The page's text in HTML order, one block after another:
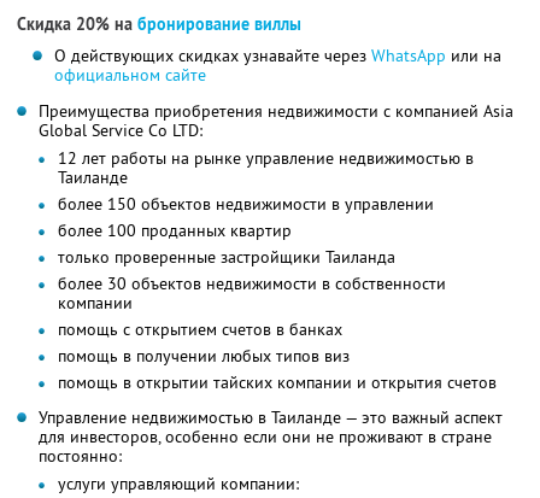
Скидка 20% на бронирование виллы
О действующих скидках узнавайте через WhatsApp или на
официальном сайте
Преимущества приобретения недвижимости с компанией Asia
Global Service Co LTD:
12 лет работы на рынке управление недвижимостью в
Таиланде
более 150 объектов недвижимости в управлении
более 100 проданных квартир
только проверенные застройщики Таиланда
более 30 объектов недвижимости в собственности
компании
помощь с открытием счетов в банках
помощь в получении любых типов виз
помощь в открытии тайских компании и открытия счетов
Управление недвижимостью в Таиланде — это важный аспект
для инвесторов, особенно если они не проживают в стране
постоянно:
услуги управляющий компании: